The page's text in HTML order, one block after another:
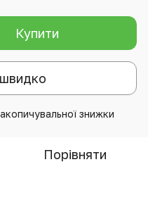
Купити
знижки
Порівняти